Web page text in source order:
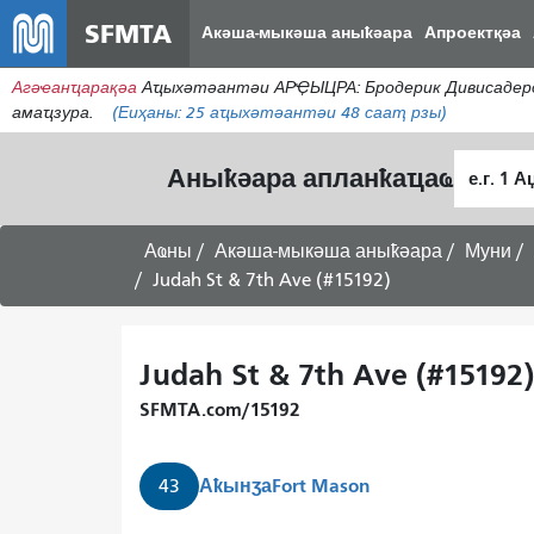
SFMTA Акәша-мыкәша аныҟәара Апроектқәа
Агәҽанҵарақәа Аҵыхәтәантәи АРҾЫЦРА: Бродерик
амаҵзура.
(Еиҳаны: 25 аҵыхәтәантәи 48 сааҭ рзы)
Аныҟәара апланҟаҵаҩҭыԥ
Аҩны Акәша-мыкәша аныҟәара Муни
Judah St & 7th Ave (#15192)
Judah St & 7th Ave (#15192)
SFMTA.com/15192
43 АҟынӡаFort Mason